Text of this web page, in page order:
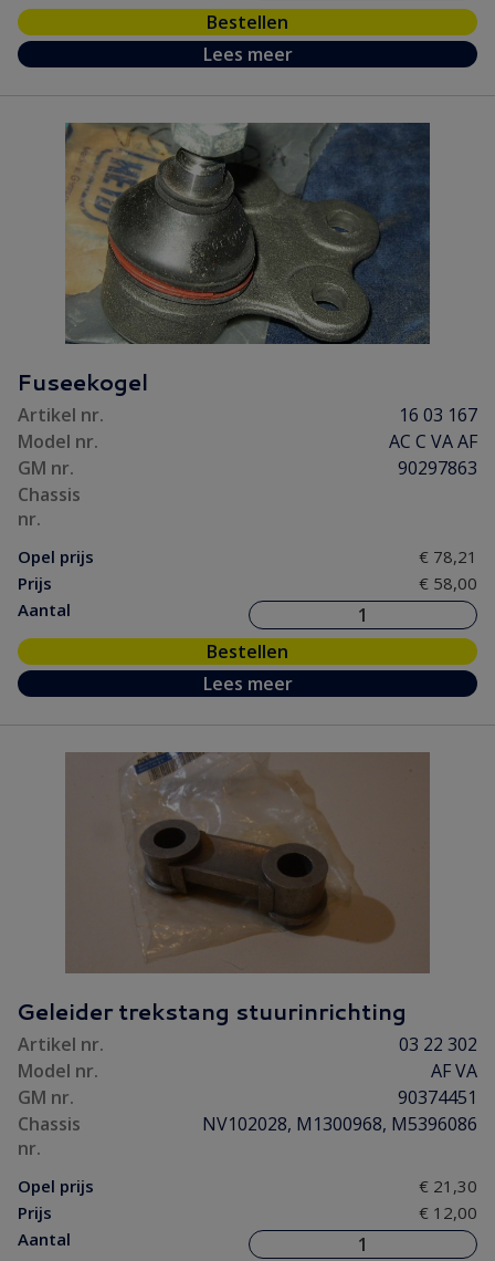
Bestellen
Lees meer
Fuseekogel
Artikel nr.
16 03 167
Model nr.
AC C VA AF
GM nr.
90297863
Chassis
nr.
Opel prijs
€ 78,21
Prijs
€ 58,00
Aantal
Bestellen
Lees meer
Geleider trekstang stuurinrichting
Artikel nr.
03 22 302
Model nr.
AF VA
GM nr.
90374451
Chassis
nr.
NV102028, M1300968, M5396086
Opel prijs
€ 21,30
Prijs
€ 12,00
Aantal